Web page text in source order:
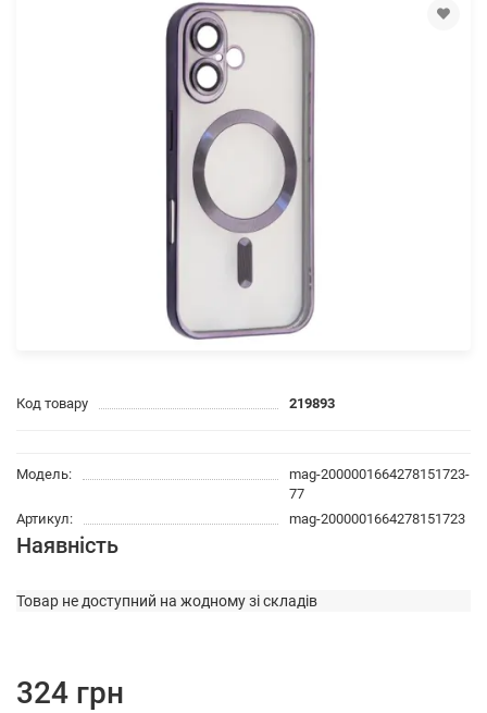
Код товару 219893
Модель:
mag-2000001664278151723-
77
Артикул:
mag-2000001664278151723
Наявність
Товар не доступний на жодному зі складів
324 грн